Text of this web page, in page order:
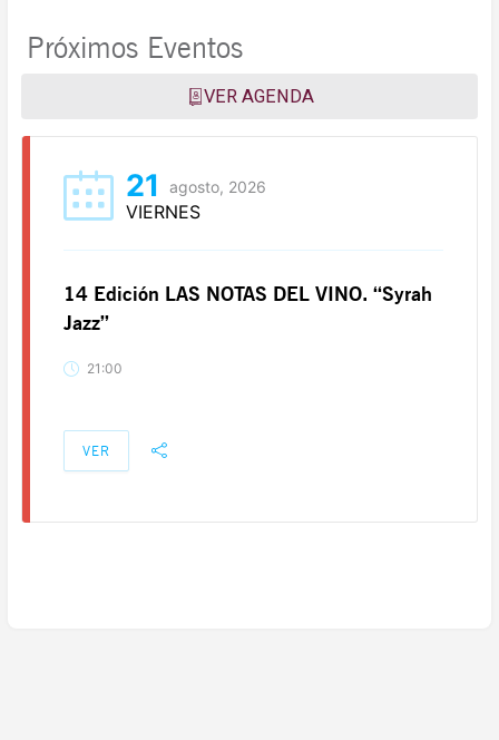
Próximos Eventos
VER AGENDA
21 agosto, 2026
VIERNES
14 Edición LAS NOTAS DEL VINO. “Syrah
Jazz”
21:00
VER